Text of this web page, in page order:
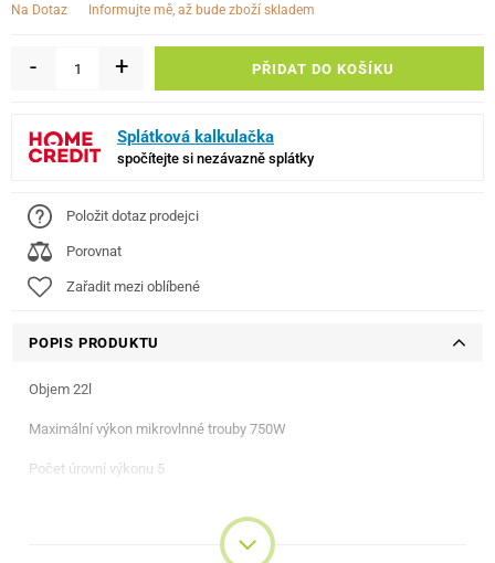
Na Dotaz informujte mě, až bude zboží skladem
- + PŘIDAT DO KOŠÍKU
Splátková kalkulačka
spočítejte si nezávazně splátky
Položit dotaz prodejci
Porovnat
Zařadit mezi oblíbené
POPIS PRODUKTU
Objem 22l
Maximální výkon mikrovlnné trouby 750W
Počet úrovní výkonu 5